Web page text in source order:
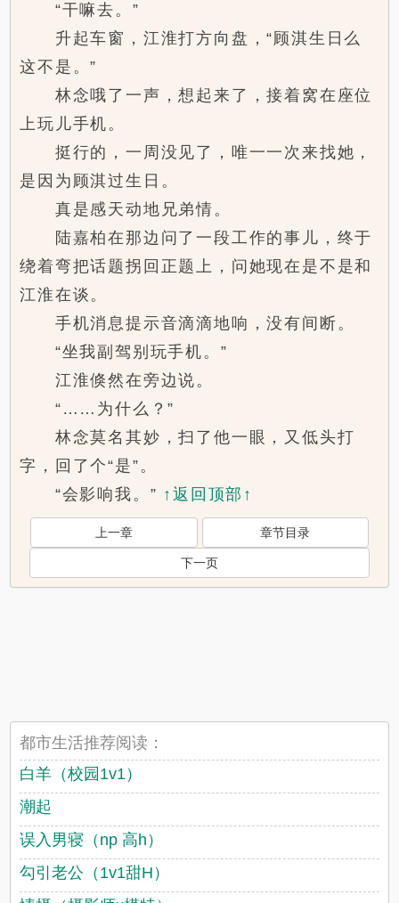
“干嘛去。”
升起车窗，江淮打方向盘，“顾淇生日么
这不是。”
林念哦了一声，想起来了，接着窝在座位
上玩儿手机。
挺行的，一周没见了，唯一一次来找她，
是因为顾淇过生日。
真是感天动地兄弟情。
陆嘉柏在那边问了一段工作的事儿，终于
绕着弯把话题拐回正题上，问她现在是不是和
江淮在谈。
手机消息提示音滴滴地响，没有间断。
“坐我副驾别玩手机。”
江淮倏然在旁边说。
“……为什么？”
林念莫名其妙，扫了他一眼，又低头打
字，回了个“是”。
“会影响我。” ↑返回顶部↑
上一章 章节目录
下一页
都市生活推荐阅读：
白羊（校园1v1）
潮起
误入男寝（np 高h）
勾引老公（1v1甜H）